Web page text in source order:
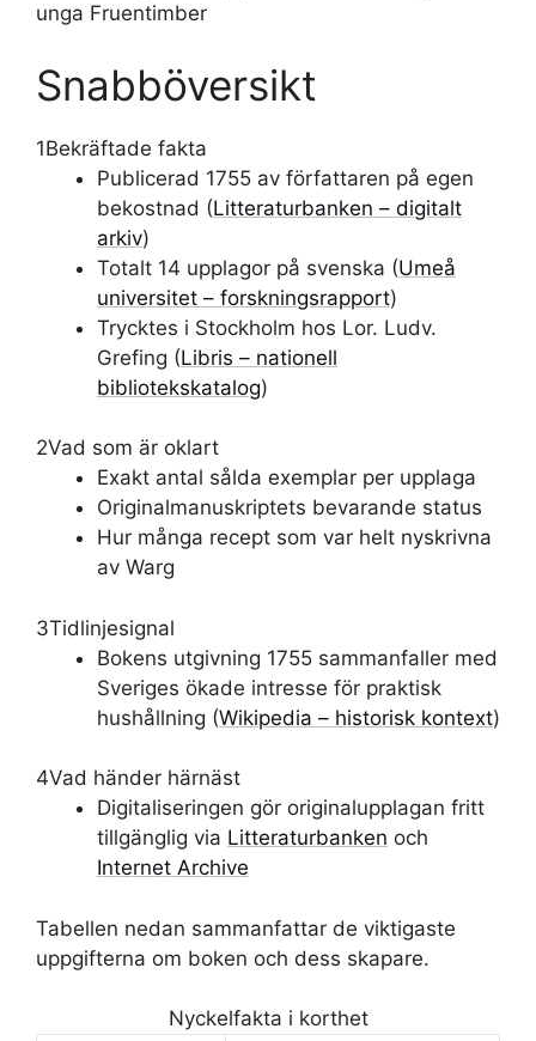
unga Fruentimber
Snabböversikt
1Bekräftade fakta
Publicerad 1755 av författaren på egen
bekostnad (Litteraturbanken – digitalt
arkiv)
Totalt 14 upplagor på svenska (Umeå
universitet – forskningsrapport)
Trycktes i Stockholm hos Lor. Ludv.
Grefing (Libris – nationell
bibliotekskatalog)
2Vad som är oklart
Exakt antal sålda exemplar per upplaga
Originalmanuskriptets bevarande status
Hur många recept som var helt nyskrivna
av Warg
3Tidlinjesignal
Bokens utgivning 1755 sammanfaller med
Sveriges ökade intresse för praktisk
hushållning (Wikipedia – historisk kontext)
4Vad händer härnäst
Digitaliseringen gör originalupplagan fritt
tillgänglig via Litteraturbanken och
Internet Archive
Tabellen nedan sammanfattar de viktigaste
uppgifterna om boken och dess skapare.
Nyckelfakta i korthet